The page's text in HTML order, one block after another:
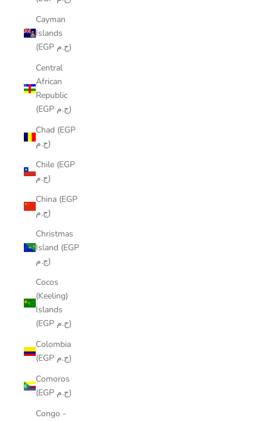
Cayman
Islands
(EGP ج.م)
Central
African
Republic
(EGP ج.م)
Chad (EGP
ج.م)
Chile (EGP
ج.م)
China (EGP
ج.م)
Christmas
Island (EGP
ج.م)
Cocos
(Keeling)
Islands
(EGP ج.م)
Colombia
(EGP ج.م)
Comoros
(EGP ج.م)
Congo -